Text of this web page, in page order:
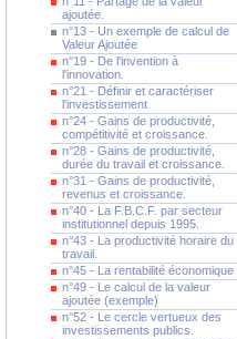
ajoutée.
n°13 - Un exemple de calcul de
Valeur Ajoutée
n°19 - De l'invention à
l'innovation.
n°21 - Définir et caractériser
l'investissement
n°24 - Gains de productivité,
compétitivité et croissance.
n°28 - Gains de productivité,
durée du travail et croissance.
n°31 - Gains de productivité,
revenus et croissance.
n°40 - La F.B.C.F. par secteur
institutionnel depuis 1995.
n°43 - La productivité horaire du
travail.
n°45 - La rentabilité économique
n°49 - Le calcul de la valeur
ajoutée (exemple)
n°52 - Le cercle vertueux des
investissements publics.